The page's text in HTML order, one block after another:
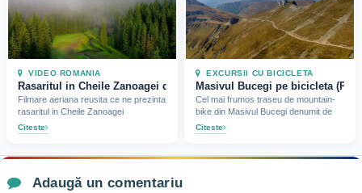
VIDEO ROMANIA
Rasaritul in Cheile Zanoagei din Muntii Bucegi (2019)
Filmare aeriana reusita ce ne prezinta
rasaritul in Cheile Zanoagei
Citeste
EXCURSII CU BICICLETA
Masivul Bucegi pe bicicleta
Cel mai frumos traseu de mountain-
bike din Masivul Bucegi denumit de
Citeste
Adaugă un comentariu